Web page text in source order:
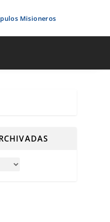
Misioneros